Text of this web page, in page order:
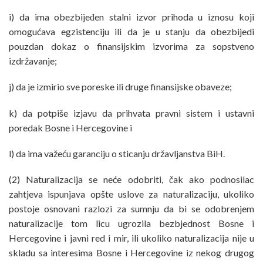
i) da ima obezbijeđen stalni izvor prihoda u iznosu koji
omogućava egzistenciju ili da je u stanju da obezbijedi
pouzdan dokaz o finansijskim izvorima za sopstveno
izdržavanje;
j) da je izmirio sve poreske ili druge finansijske obaveze;
k) da potpiše izjavu da prihvata pravni sistem i ustavni
poredak Bosne i Hercegovine i
l) da ima važeću garanciju o sticanju državljanstva BiH.
(2) Naturalizacija se neće odobriti, čak ako podnosilac
zahtjeva ispunjava opšte uslove za naturalizaciju, ukoliko
postoje osnovani razlozi za sumnju da bi se odobrenjem
naturalizacije tom licu ugrozila bezbjednost Bosne i
Hercegovine i javni red i mir, ili ukoliko naturalizacija nije u
skladu sa interesima Bosne i Hercegovine iz nekog drugog